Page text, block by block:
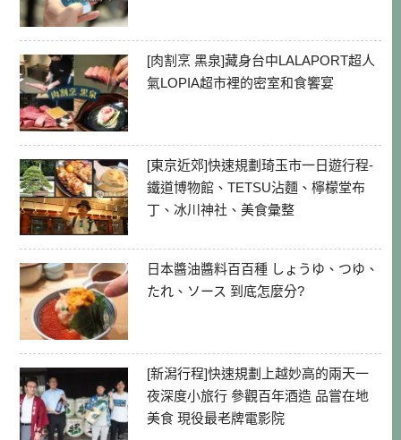
[肉割烹 黑泉]藏身台中LALAPORT超人
氣LOPIA超市裡的密室和食饗宴
[東京近郊]快速規劃琦玉市一日遊行程-
鐵道博物館、TETSU沾麵、檸檬堂布
丁、冰川神社、美食彙整
日本醬油醬料百百種 しょうゆ、つゆ、
たれ、ソース 到底怎麼分?
[新潟行程]快速規劃上越妙高的兩天一
夜深度小旅行 參觀百年酒造 品嘗在地
美食 現役最老牌電影院